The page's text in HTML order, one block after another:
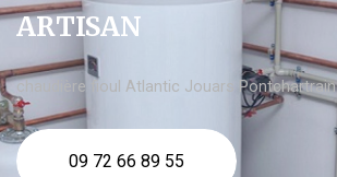
ARTISAN
chaudière fioul Atlantic Jouars Pontchartrain
09 72 66 89 55